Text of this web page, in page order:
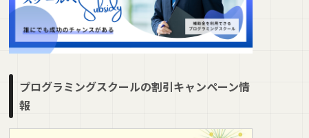
プログラミングスクールの割引キャンペーン情
報